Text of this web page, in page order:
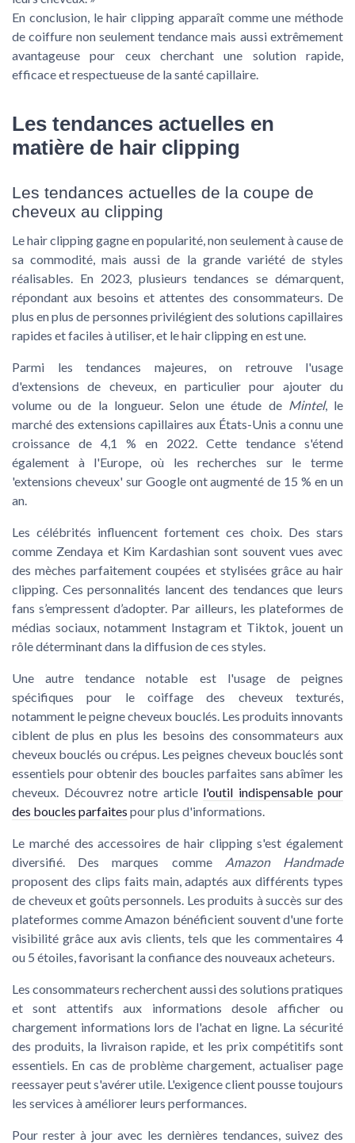
En conclusion, le hair clipping apparaît comme une méthode
de coiffure non seulement tendance mais aussi extrêmement
avantageuse pour ceux cherchant une solution rapide,
efficace et respectueuse de la santé capillaire.
Les tendances actuelles en
matière de hair clipping
Les tendances actuelles de la coupe de
cheveux au clipping
Le hair clipping gagne en popularité, non seulement à cause de
sa commodité, mais aussi de la grande variété de styles
réalisables. En 2023, plusieurs tendances se démarquent,
répondant aux besoins et attentes des consommateurs. De
plus en plus de personnes privilégient des solutions capillaires
rapides et faciles à utiliser, et le hair clipping en est une.
Parmi les tendances majeures, on retrouve l'usage
d'extensions de cheveux, en particulier pour ajouter du
volume ou de la longueur. Selon une étude de Mintel, le
marché des extensions capillaires aux États-Unis a connu une
croissance de 4,1 % en 2022. Cette tendance s'étend
également à l'Europe, où les recherches sur le terme
'extensions cheveux' sur Google ont augmenté de 15 % en un
an.
Les célébrités influencent fortement ces choix. Des stars
comme Zendaya et Kim Kardashian sont souvent vues avec
des mèches parfaitement coupées et stylisées grâce au hair
clipping. Ces personnalités lancent des tendances que leurs
fans s’empressent d’adopter. Par ailleurs, les plateformes de
médias sociaux, notamment Instagram et Tiktok, jouent un
rôle déterminant dans la diffusion de ces styles.
Une autre tendance notable est l'usage de peignes
spécifiques pour le coiffage des cheveux texturés,
notamment le peigne cheveux bouclés. Les produits innovants
ciblent de plus en plus les besoins des consommateurs aux
cheveux bouclés ou crépus. Les peignes cheveux bouclés sont
essentiels pour obtenir des boucles parfaites sans abîmer les
cheveux. Découvrez notre article l'outil indispensable pour
des boucles parfaites pour plus d'informations.
Le marché des accessoires de hair clipping s'est également
diversifié. Des marques comme Amazon Handmade
proposent des clips faits main, adaptés aux différents types
de cheveux et goûts personnels. Les produits à succès sur des
plateformes comme Amazon bénéficient souvent d'une forte
visibilité grâce aux avis clients, tels que les commentaires 4
ou 5 étoiles, favorisant la confiance des nouveaux acheteurs.
Les consommateurs recherchent aussi des solutions pratiques
et sont attentifs aux informations desole afficher ou
chargement informations lors de l'achat en ligne. La sécurité
des produits, la livraison rapide, et les prix compétitifs sont
essentiels. En cas de problème chargement, actualiser page
reessayer peut s'avérer utile. L'exigence client pousse toujours
les services à améliorer leurs performances.
Pour rester à jour avec les dernières tendances, suivez des